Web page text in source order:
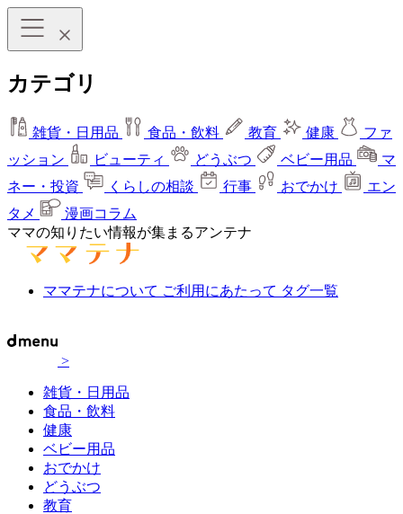
カテゴリ
雑貨・日用品 食品・飲料 教育 健康
ファ
ッション
ビューティ どうぶつ ベビー用品
マ
ネー・投資
くらしの相談 行事 おでかけ
エン
タメ
漫画コラム
ママの知りたい情報が集まるアンテナ
ママテナについて ご利用にあたって タグ一覧
>
雑貨・日用品
食品・飲料
健康
ベビー用品
おでかけ
どうぶつ
教育